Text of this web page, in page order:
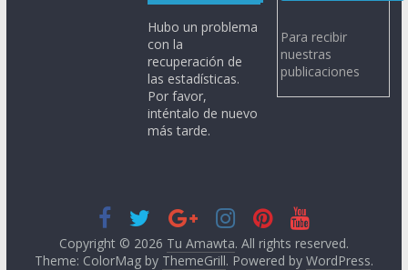
Hubo un problema
con la
recuperación de
las estadísticas.
Por favor,
inténtalo de nuevo
más tarde.
Para recibir
nuestras
publicaciones
Copyright © 2026 Tu Amawta. All rights reserved.
Theme: ColorMag by ThemeGrill. Powered by WordPress.